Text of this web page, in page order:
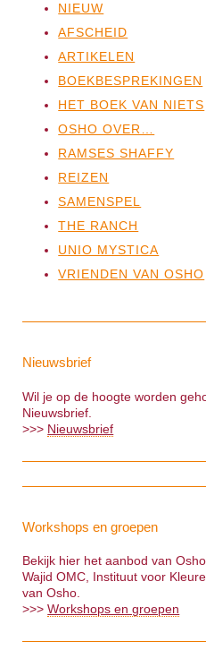
NIEUW
AFSCHEID
ARTIKELEN
BOEKBESPREKINGEN
HET BOEK VAN NIETS
OSHO OVER…
RAMSES SHAFFY
REIZEN
SAMENSPEL
THE RANCH
UNIO MYSTICA
VRIENDEN VAN OSHO
Nieuwsbrief
Wil je op de hoogte worden
Nieuwsbrief.
>>> Nieuwsbrief
Workshops en groepen
Bekijk hier het aanbod van
Wajid OMC, Instituut voor
van Osho.
>>>Workshops en groepen